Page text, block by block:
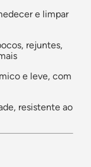
e limpar
rejuntes,
e leve, com
resistente ao